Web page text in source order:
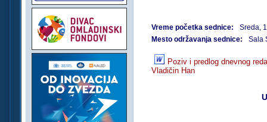
Vreme početka sednice:
Sreda,
Mesto održavanja sednice:
Sala
Poziv i predlog dnevnog
Vladičin Han